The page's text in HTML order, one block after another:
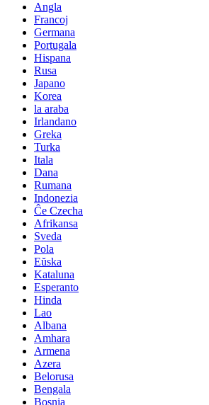
Angla
Francoj
Germana
Portugala
Hispana
Rusa
Japano
Korea
la araba
Irlandano
Greka
Turka
Itala
Dana
Rumana
Indonezia
Ĉe Czecha
Afrikansa
Sveda
Pola
Eŭska
Kataluna
Esperanto
Hinda
Lao
Albana
Amhara
Armena
Azera
Belorusa
Bengala
Bosnia